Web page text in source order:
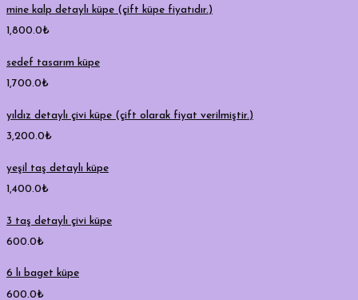
mine kalp detaylı küpe (çift küpe fiyatıdır.)
1,800.0₺
sedef tasarım küpe
1,700.0₺
yıldız detaylı çivi küpe (çift olarak fiyat verilmiştir.)
3,200.0₺
yeşil taş detaylı küpe
1,400.0₺
3 taş detaylı çivi küpe
600.0₺
6 lı baget küpe
600.0₺